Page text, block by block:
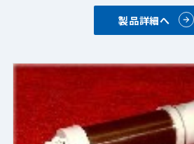
製品詳細へ